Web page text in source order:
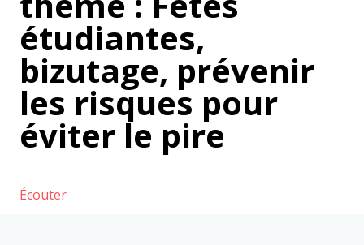
étudiantes,
bizutage, prévenir
les risques pour
éviter le pire
Écouter